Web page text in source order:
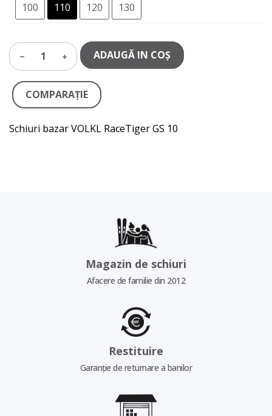
100
110 120 130
1 ADAUGĂ IN COŞ
COMPARAŢIE
Schiuri bazar VOLKL RaceTiger GS 10
Magazin de schiuri
Afacere de familie din 2012
Restituire
Garanție de returnare a banilor